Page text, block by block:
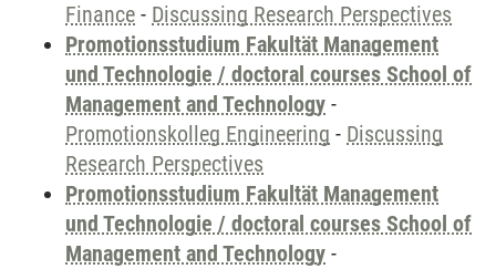
Finance - Discussing Research Perspectives
Promotionsstudium Fakultät Management
und Technologie / doctoral courses School of
Management and Technology -
Promotionskolleg Engineering - Discussing
Research Perspectives
Promotionsstudium Fakultät Management
und Technologie / doctoral courses School of
Management and Technology -